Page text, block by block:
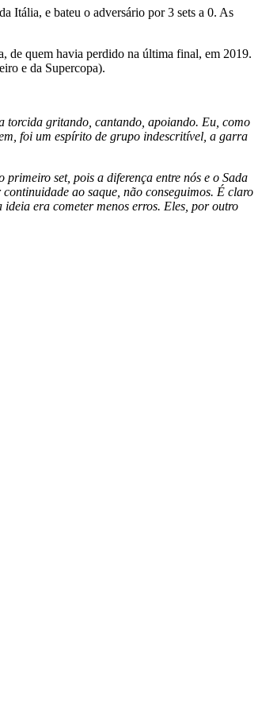
Itália, e bateu o adversário por 3 sets a 0. As
de quem havia perdido na última final, em 2019.
e da Supercopa).
torcida gritando, cantando, apoiando. Eu, como
foi um espírito de grupo indescritível, a garra
set, pois a diferença entre nós e o Sada
ao saque, não conseguimos. É claro
era cometer menos erros. Eles, por outro